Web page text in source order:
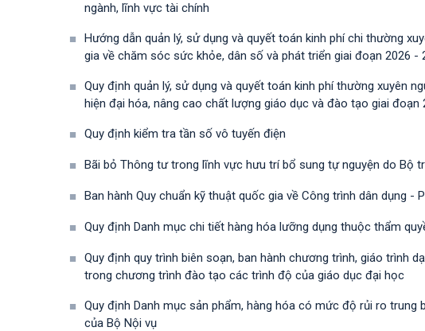
ngành, lĩnh vực tài chính
Hướng dẫn quản lý, sử dụng và quyết toán kinh phí chi thường
gia về chăm sóc sức khỏe, dân số và phát triển giai đoạn 2026 -
Quy định quản lý, sử dụng và quyết toán kinh phí thường xuyên
hiện đại hóa, nâng cao chất lượng giáo dục và đào tạo giai
Quy định kiểm tra tần số vô tuyến điện
Bãi bỏ Thông tư trong lĩnh vực hưu trí bổ sung tự nguyện do Bộ
Ban hành Quy chuẩn kỹ thuật quốc gia về Công trình dân dụng -
Quy định Danh mục chi tiết hàng hóa lưỡng dụng thuộc thẩm
Quy định quy trình biên soạn, ban hành chương trình, giáo trình
trong chương trình đào tạo các trình độ của giáo dục đại học
Quy định Danh mục sản phẩm, hàng hóa có mức độ rủi ro
của Bộ Nội vụ